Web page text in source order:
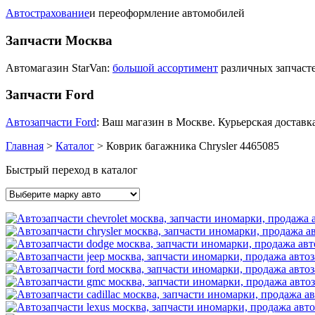
Автострахованиеи переоформление автомобилей
Запчасти Москва
Автомагазин StarVan: большой ассортимент различных
Запчасти Ford
Автозапчасти Ford: Ваш магазин в Москве. Курьерская
Главная > Каталог > Коврик багажника Chrysler 4465085
Быстрый переход в каталог